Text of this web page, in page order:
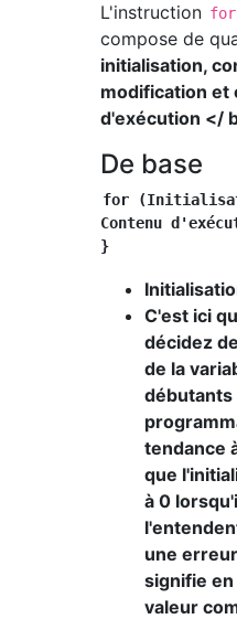
L'instruction for
compose de
initialisation,
modification et
d'exécution </
De base
for
Contenu
C'est ici
décidez
de la
débutants
tendance
que
à 0
une
signifie
valeur